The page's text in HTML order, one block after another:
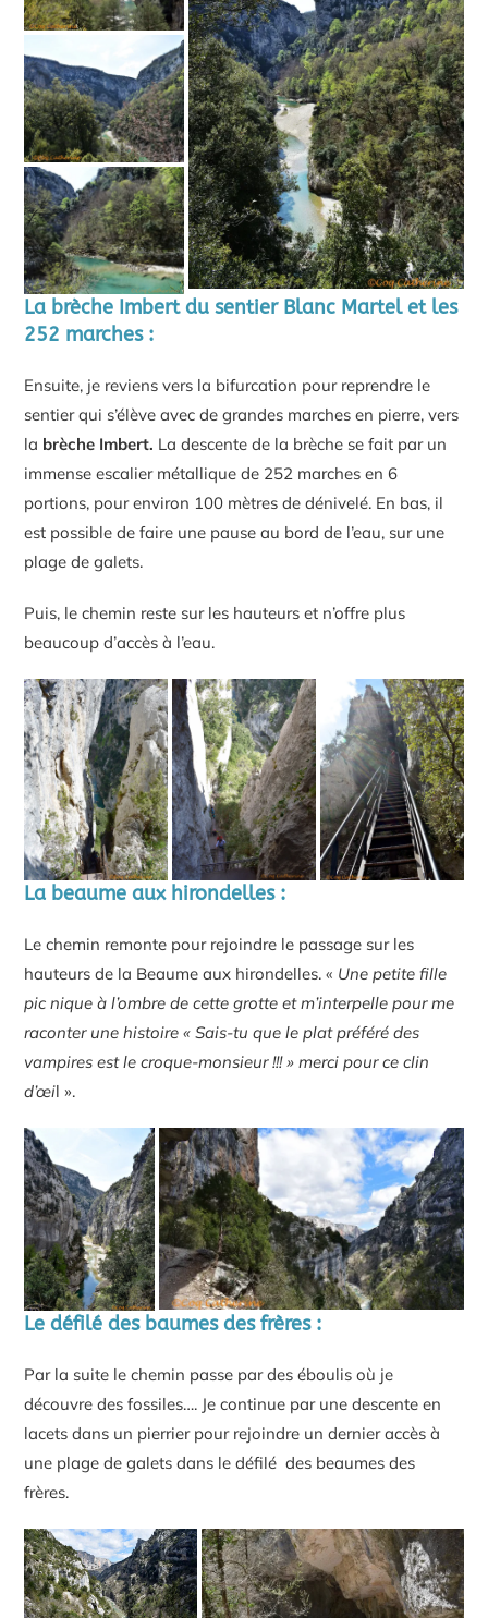
La brèche Imbertdu sentier Blanc Martelet les
252 marches :
Ensuite, je reviens vers la bifurcation pour reprendre le
sentier qui s’élève avec de grandes marches en pierre, vers
la brèche Imbert. La descente de la brèche se fait par un
immense escalier métallique de 252 marches en 6
portions, pour environ 100 mètres de dénivelé. En bas, il
est possible de faire une pause au bord de l’eau, sur une
plage de galets.
Puis, le chemin reste sur les hauteurs et n’offre plus
beaucoup d’accès à l’eau.
La beaume aux hirondelles :
Le chemin remonte pour rejoindre le passage sur les
hauteurs de la Beaume aux hirondelles. « Une petite fille
pic nique à l’ombre de cette grotte et m’interpelle pour me
raconter une histoire « Sais-tu que le plat préféré des
vampires est le croque-monsieur !!! » merci pour ce clin
d’œil ».
Le défilé des baumes des frères :
Par la suite le chemin passe par des éboulis où je
découvre des fossiles…. Je continue par une descente en
lacets dans un pierrier pour rejoindre un dernier accès à
une plage de galets dans le défilé des beaumes des
frères.